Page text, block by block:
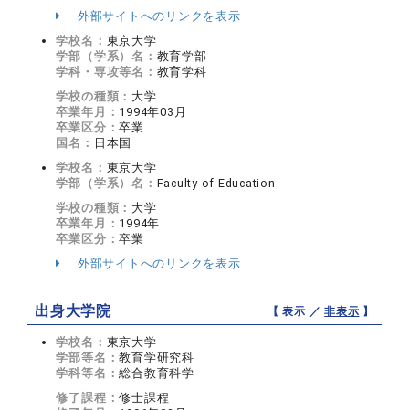
外部サイトへのリンクを表示
学校名： 東京大学
学部（学系）名： 教育学部
学科・専攻等名： 教育学科
学校の種類： 大学
卒業年月： 1994年03月
卒業区分：卒業
国名： 日本国
学校名： 東京大学
学部（学系）名： Faculty of Education
学校の種類： 大学
卒業年月： 1994年
卒業区分：卒業
外部サイトへのリンクを表示
出身大学院 【 表示 ／非表示 】
学校名： 東京大学
学部等名：教育学研究科
学科等名：総合教育科学
修了課程：修士課程